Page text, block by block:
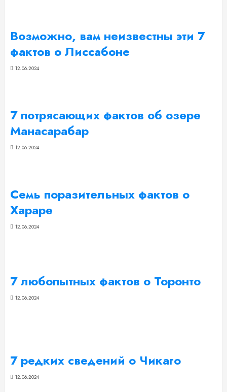
Возможно, вам неизвестны эти 7
фактов о Лиссабоне
12.06.2024
7 потрясающих фактов об озере
Манасарабар
12.06.2024
Семь поразительных фактов о
Хараре
12.06.2024
7 любопытных фактов о Торонто
12.06.2024
7 редких сведений о Чикаго
12.06.2024